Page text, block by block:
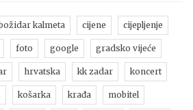
kalmeta cijene cijepljenje
foto google gradsko vijeće
hrvatska kk zadar koncert
košarka krađa mobitel